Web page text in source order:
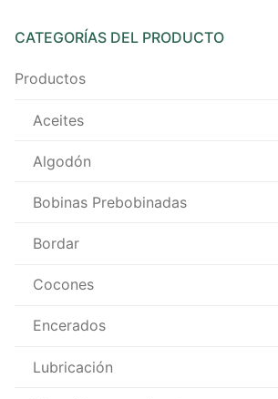
CATEGORÍAS DEL PRODUCTO
Productos
Aceites
Algodón
Bobinas Prebobinadas
Bordar
Cocones
Encerados
Lubricación